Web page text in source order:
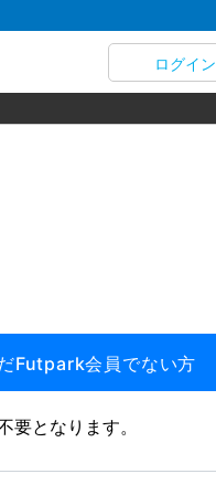
ログイン
Futpark会員でない方
となります。